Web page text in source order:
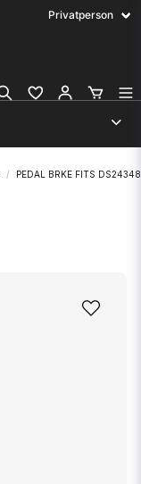
PEDAL BRKE FITS